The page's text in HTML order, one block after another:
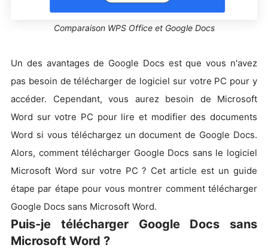
Comparaison WPS Office et Google Docs
Un des avantages de Google Docs est que vous n'avez
pas besoin de télécharger de logiciel sur votre PC pour y
accéder. Cependant, vous aurez besoin de Microsoft
Word sur votre PC pour lire et modifier des documents
Word si vous téléchargez un document de Google Docs.
Alors, comment télécharger Google Docs sans le logiciel
Microsoft Word sur votre PC ? Cet article est un guide
étape par étape pour vous montrer comment télécharger
Google Docs sans Microsoft Word.
Puis-je télécharger Google Docs sans
Microsoft Word ?